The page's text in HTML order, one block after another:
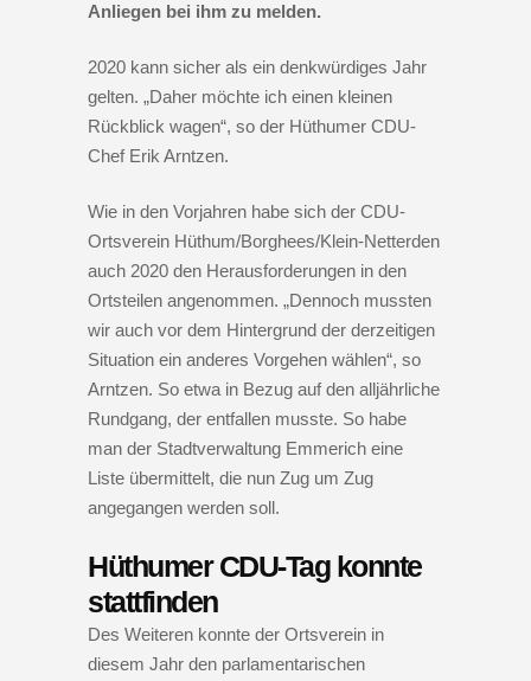
Anliegen bei ihm zu melden.
2020 kann sicher als ein denkwürdiges Jahr
gelten. „Daher möchte ich einen kleinen
Rückblick wagen“, so der Hüthumer CDU-
Chef Erik Arntzen.
Wie in den Vorjahren habe sich der CDU-
Ortsverein Hüthum/Borghees/Klein-Netterden
auch 2020 den Herausforderungen in den
Ortsteilen angenommen. „Dennoch mussten
wir auch vor dem Hintergrund der derzeitigen
Situation ein anderes Vorgehen wählen“, so
Arntzen. So etwa in Bezug auf den alljährliche
Rundgang, der entfallen musste. So habe
man der Stadtverwaltung Emmerich eine
Liste übermittelt, die nun Zug um Zug
angegangen werden soll.
Hüthumer CDU-Tag konnte
stattfinden
Des Weiteren konnte der Ortsverein in
diesem Jahr den parlamentarischen